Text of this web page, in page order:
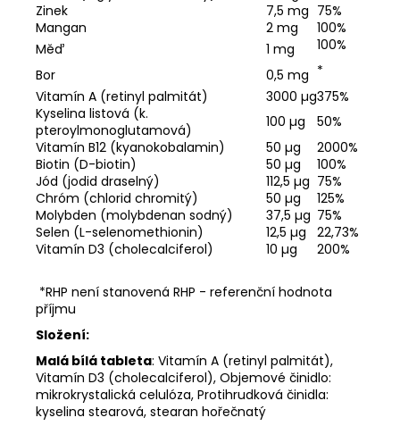
Zinek
7,5 mg 75%
Mangan
2 mg
100%
Měď
1 mg
100%
Bor
0,5 mg *
Vitamín A (retinyl palmitát)
3000 µg375%
Kyselina listová (k.
pteroylmonoglutamová)
100 µg
50%
Vitamín B12 (kyanokobalamin)
50 µg
2000%
Biotin (D-biotin)
50 µg
100%
Jód (jodid draselný)
112,5 µg 75%
Chróm (chlorid chromitý)
50 µg
125%
Molybden (molybdenan sodný)
37,5 µg 75%
Selen (L-selenomethionin)
12,5 µg
22,73%
Vitamín D3 (cholecalciferol)
10 µg 200%
*RHP není stanovená RHP - referenční hodnota
příjmu
Složení:
Malá bílá tableta: Vitamín A (retinyl palmitát),
Vitamín D3 (cholecalciferol), Objemové činidlo:
mikrokrystalická celulóza, Protihrudková činidla:
kyselina stearová, stearan hořečnatý